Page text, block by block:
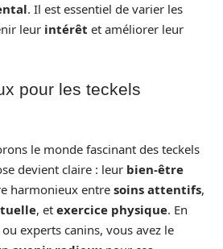
. Il est essentiel de varier les
leur intérêt et améliorer leur
pour les teckels
le monde fascinant des teckels
devient claire : leur bien-être
harmonieux entre soins attentifs,
, et exercice physique. En
experts canins, vous avez le